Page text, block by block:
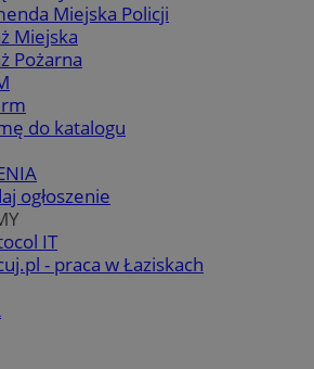
Miejska Policji
Miejska
Pożarna
do katalogu
ogłoszenie
IT
- praca w Łaziskach